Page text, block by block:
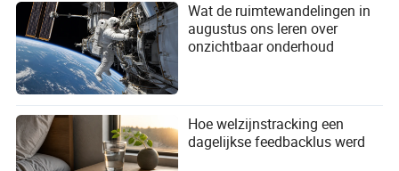
Wat de ruimtewandelingen in
augustus ons leren over
onzichtbaar onderhoud
Hoe welzijnstracking een
dagelijkse feedbacklus werd